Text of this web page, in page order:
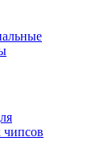
чипсов